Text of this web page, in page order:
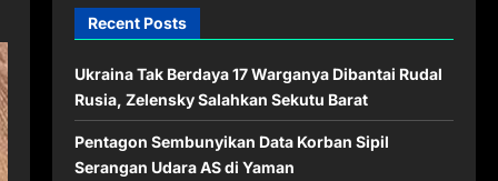
Recent Posts
Ukraina Tak Berdaya 17 Warganya Dibantai Rudal
Rusia, Zelensky Salahkan Sekutu Barat
Pentagon Sembunyikan Data Korban Sipil
Serangan Udara AS di Yaman